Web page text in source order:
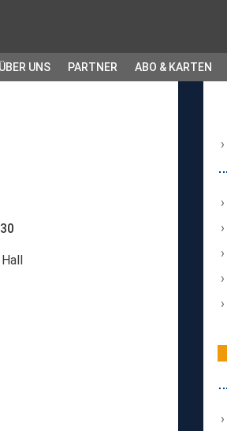
ÜBER UNS PARTNER ABO & KARTEN